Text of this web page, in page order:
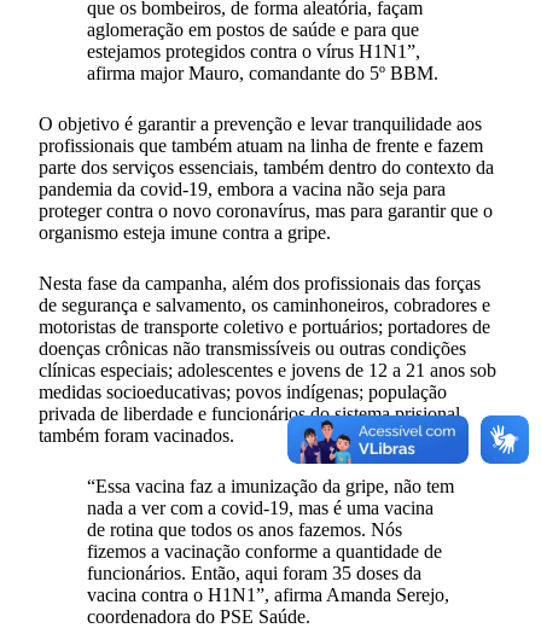
que os bombeiros, de forma aleatória, façam
aglomeração em postos de saúde e para que
estejamos protegidos contra o vírus H1N1”,
afirma major Mauro, comandante do 5º BBM.
O objetivo é garantir a prevenção e levar tranquilidade aos
profissionais que também atuam na linha de frente e fazem
parte dos serviços essenciais, também dentro do contexto da
pandemia da covid-19, embora a vacina não seja para
proteger contra o novo coronavírus, mas para garantir que o
organismo esteja imune contra a gripe.
Nesta fase da campanha, além dos profissionais das forças
de segurança e salvamento, os caminhoneiros, cobradores e
motoristas de transporte coletivo e portuários; portadores de
doenças crônicas não transmissíveis ou outras condições
clínicas especiais; adolescentes e jovens de 12 a 21 anos sob
medidas socioeducativas; povos indígenas; população
privada de liberdade e funcionários do sistema prisional
também foram vacinados.
“Essa vacina faz a imunização da gripe, não tem
nada a ver com a covid-19, mas é uma vacina
de rotina que todos os anos fazemos. Nós
fizemos a vacinação conforme a quantidade de
funcionários. Então, aqui foram 35 doses da
vacina contra o H1N1”, afirma Amanda Serejo,
coordenadora do PSE Saúde.